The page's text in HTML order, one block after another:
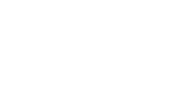
2026: cómo prepararse
y cómo aprovechar la